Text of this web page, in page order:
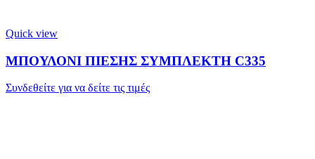
Quick view
ΜΠΟΥΛΟΝΙ ΠΙΕΣΗΣ ΣΥΜΠΛΕΚΤΗ C335
Συνδεθείτε για να δείτε τις τιμές